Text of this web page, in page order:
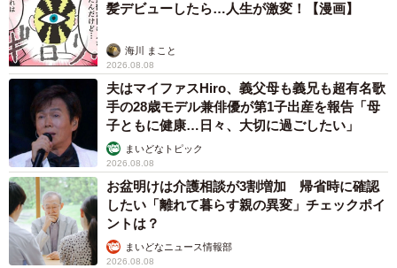
髪デビューしたら…人生が激変！【漫画】
海川 まこと
2026.08.08
夫はマイファスHiro、義父母も義兄も超有名歌
手の28歳モデル兼俳優が第1子出産を報告「母
子ともに健康…日々、大切に過ごしたい」
まいどなトピック
2026.08.08
お盆明けは介護相談が3割増加 帰省時に確認
したい「離れて暮らす親の異変」チェックポイ
ントは？
まいどなニュース情報部
2026.08.08